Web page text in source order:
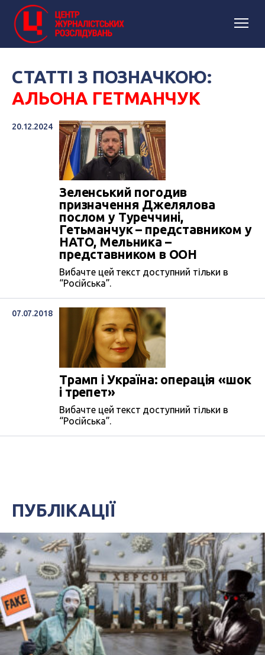
СТАТТІ З ПОЗНАЧКОЮ:
АЛЬОНА ГЕТМАНЧУК
20.12.2024
Зеленський погодив
призначення Джелялова
послом у Туреччині,
Гетьманчук – представником у
НАТО, Мельника –
представником в ООН
Вибачте цей текст доступний тільки в
“Російська”.
07.07.2018
Трамп і Україна: операція «шок
і трепет»
Вибачте цей текст доступний тільки в
“Російська”.
ПУБЛІКАЦІЇ